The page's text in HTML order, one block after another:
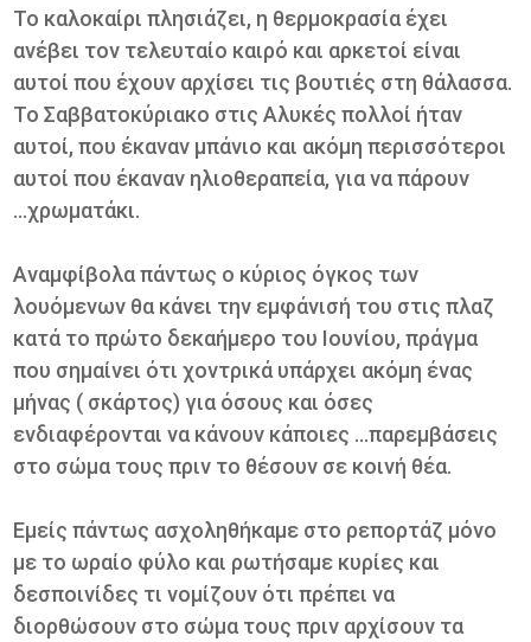
Το καλοκαίρι πλησιάζει, η θερμοκρασία έχει
ανέβει τον τελευταίο καιρό και αρκετοί είναι
αυτοί που έχουν αρχίσει τις βουτιές στη θάλασσα.
Το Σαββατοκύριακο στις Αλυκές πολλοί ήταν
αυτοί, που έκαναν μπάνιο και ακόμη περισσότεροι
αυτοί που έκαναν ηλιοθεραπεία, για να πάρουν
...χρωματάκι.
Αναμφίβολα πάντως ο κύριος όγκος των
λουόμενων θα κάνει την εμφάνισή του στις πλαζ
κατά το πρώτο δεκαήμερο του Ιουνίου, πράγμα
που σημαίνει ότι χοντρικά υπάρχει ακόμη ένας
μήνας ( σκάρτος) για όσους και όσες
ενδιαφέρονται να κάνουν κάποιες ...παρεμβάσεις
στο σώμα τους πριν το θέσουν σε κοινή θέα.
Εμείς πάντως ασχοληθήκαμε στο ρεπορτάζ μόνο
με το ωραίο φύλο και ρωτήσαμε κυρίες και
δεσποινίδες τι νομίζουν ότι πρέπει να
διορθώσουν στο σώμα τους πριν αρχίσουν τα